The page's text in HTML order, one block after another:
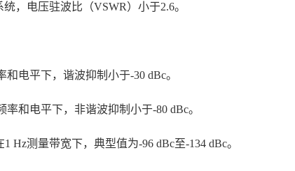
，电压驻波比（VSWR）小于2.6。
和电平下，谐波抑制小于-30 dBc。
率和电平下，非谐波抑制小于-80 dBc。
Hz测量带宽下，典型值为-96 dBc至-134 dBc。